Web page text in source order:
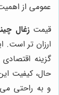
عمومی از
قیمتزغال
ارزان تر است.
گزینه
حال، کیفیت
و به راحتی می